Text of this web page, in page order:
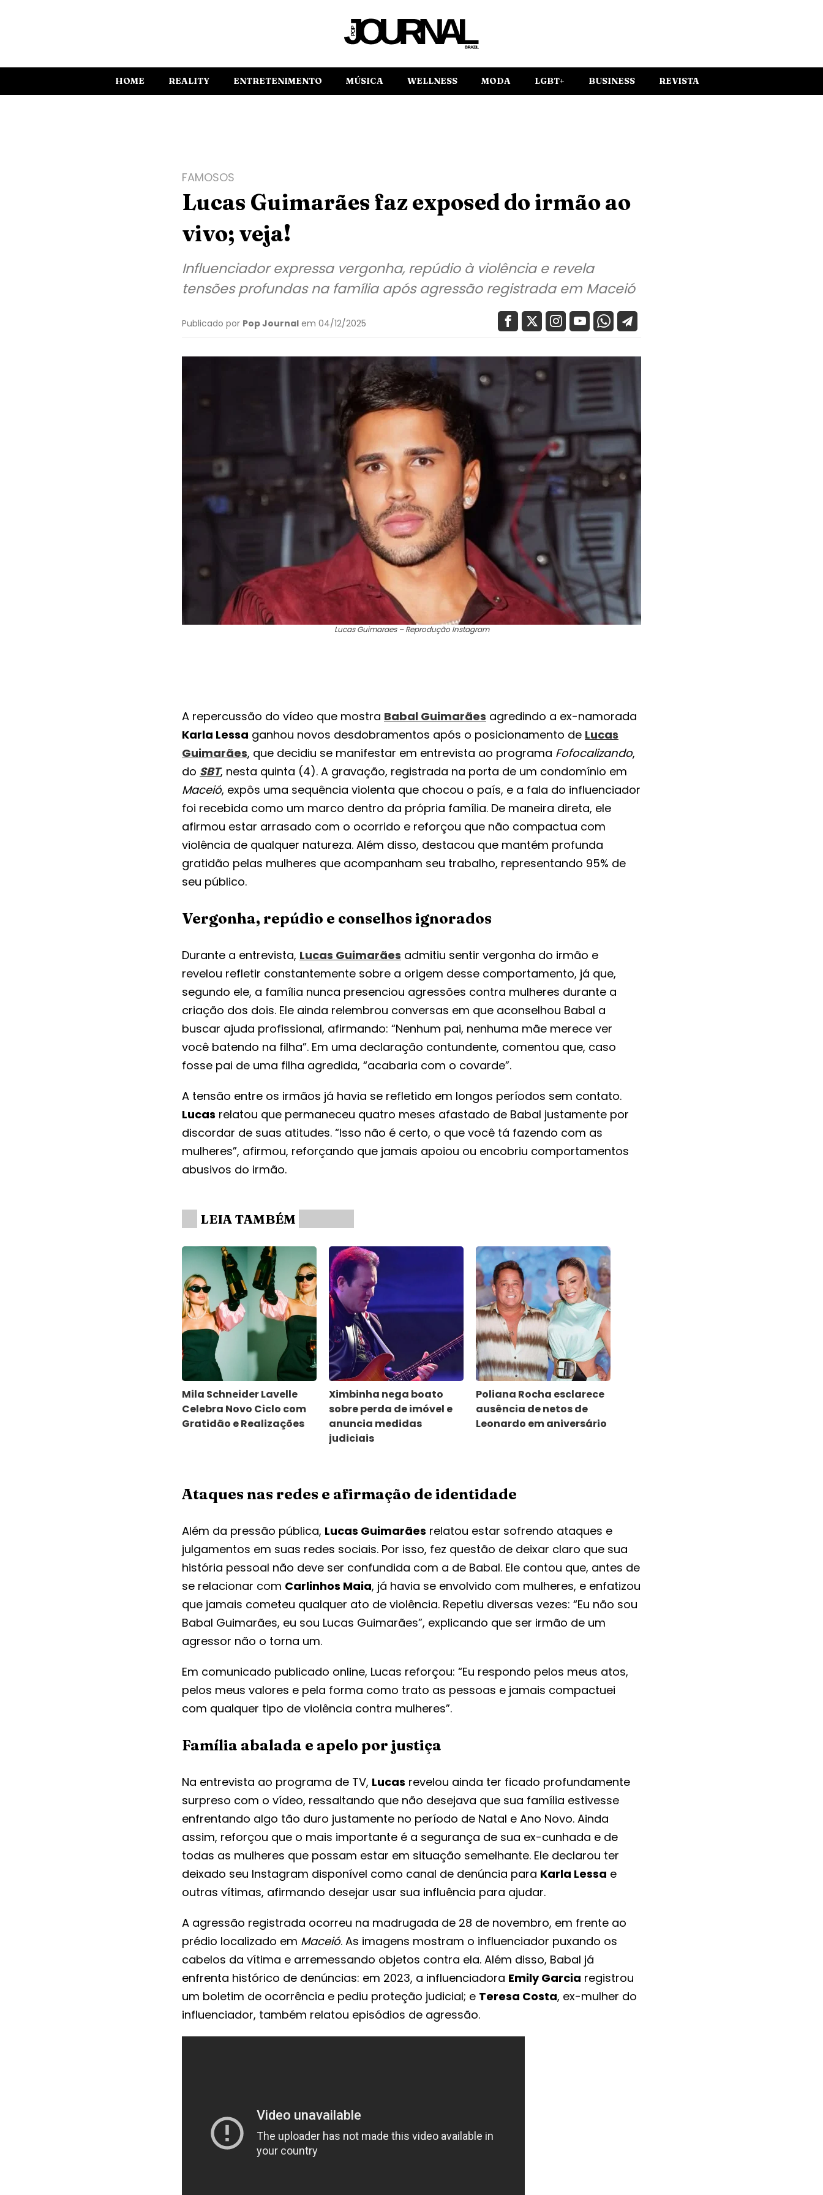
HOME REALITY ENTRETENIMENTO MÚSICA WELLNESS MODA LGBT+ BUSINESS REVISTA
FAMOSOS
Lucas Guimarães faz exposed do irmão ao
vivo; veja!
Influenciador expressa vergonha, repúdio à violência e revela
tensões profundas na família após agressão registrada em Maceió
Publicado por Pop Journal em 04/12/2025
Lucas Guimaraes – Reprodução Instagram
A repercussão do vídeo que mostra Babal Guimarães agredindo a ex-namorada
Karla Lessa ganhou novos desdobramentos após o posicionamento de Lucas
Guimarães, que decidiu se manifestar em entrevista ao programa Fofocalizando,
do SBT, nesta quinta (4). A gravação, registrada na porta de um condomínio em
Maceió, expôs uma sequência violenta que chocou o país, e a fala do influenciador
foi recebida como um marco dentro da própria família. De maneira direta, ele
afirmou estar arrasado com o ocorrido e reforçou que não compactua com
violência de qualquer natureza. Além disso, destacou que mantém profunda
gratidão pelas mulheres que acompanham seu trabalho, representando 95% de
seu público.
Vergonha, repúdio e conselhos ignorados
Durante a entrevista, Lucas Guimarães admitiu sentir vergonha do irmão e
revelou refletir constantemente sobre a origem desse comportamento, já que,
segundo ele, a família nunca presenciou agressões contra mulheres durante a
criação dos dois. Ele ainda relembrou conversas em que aconselhou Babal a
buscar ajuda profissional, afirmando: “Nenhum pai, nenhuma mãe merece ver
você batendo na filha”. Em uma declaração contundente, comentou que, caso
fosse pai de uma filha agredida, “acabaria com o covarde”.
A tensão entre os irmãos já havia se refletido em longos períodos sem contato.
Lucas relatou que permaneceu quatro meses afastado de Babal justamente por
discordar de suas atitudes. “Isso não é certo, o que você tá fazendo com as
mulheres”, afirmou, reforçando que jamais apoiou ou encobriu comportamentos
abusivos do irmão.
LEIA TAMBÉM
Mila Schneider Lavelle
Celebra Novo Ciclo com
Gratidão e Realizações
Ximbinha nega boato
sobre perda de imóvel e
anuncia medidas
judiciais
Poliana Rocha esclarece
ausência de netos de
Leonardo em aniversário
Ataques nas redes e afirmação de identidade
Além da pressão pública, Lucas Guimarães relatou estar sofrendo ataques e
julgamentos em suas redes sociais. Por isso, fez questão de deixar claro que sua
história pessoal não deve ser confundida com a de Babal. Ele contou que, antes de
se relacionar com Carlinhos Maia, já havia se envolvido com mulheres, e enfatizou
que jamais cometeu qualquer ato de violência. Repetiu diversas vezes: “Eu não sou
Babal Guimarães, eu sou Lucas Guimarães”, explicando que ser irmão de um
agressor não o torna um.
Em comunicado publicado online, Lucas reforçou: “Eu respondo pelos meus atos,
pelos meus valores e pela forma como trato as pessoas e jamais compactuei
com qualquer tipo de violência contra mulheres”.
Família abalada e apelo por justiça
Na entrevista ao programa de TV, Lucas revelou ainda ter ficado profundamente
surpreso com o vídeo, ressaltando que não desejava que sua família estivesse
enfrentando algo tão duro justamente no período de Natal e Ano Novo. Ainda
assim, reforçou que o mais importante é a segurança de sua ex-cunhada e de
todas as mulheres que possam estar em situação semelhante. Ele declarou ter
deixado seu Instagram disponível como canal de denúncia para Karla Lessa e
outras vítimas, afirmando desejar usar sua influência para ajudar.
A agressão registrada ocorreu na madrugada de 28 de novembro, em frente ao
prédio localizado em Maceió. As imagens mostram o influenciador puxando os
cabelos da vítima e arremessando objetos contra ela. Além disso, Babal já
enfrenta histórico de denúncias: em 2023, a influenciadora Emily Garcia registrou
um boletim de ocorrência e pediu proteção judicial; e Teresa Costa, ex-mulher do
influenciador, também relatou episódios de agressão.